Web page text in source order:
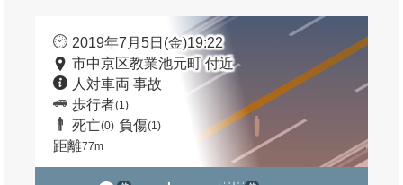
2019年7月5日(金)19:22
市中京区教業池元町 付近
人対車両 事故
歩行者(1)
死亡(0) 負傷(1)
距離77m